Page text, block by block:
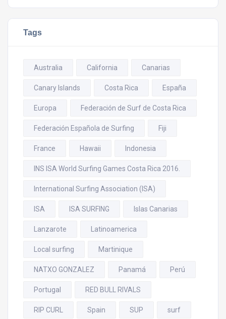
Tags
Australia California Canarias
Canary Islands Costa Rica España
Europa Federación de Surf de Costa Rica
Federación Española de Surfing Fiji
France Hawaii Indonesia
INS ISA World Surfing Games Costa Rica 2016.
International Surfing Association (ISA)
ISA ISA SURFING Islas Canarias
Lanzarote Latinoamerica
Local surfing Martinique
NATXO GONZALEZ Panamá Perú
Portugal RED BULL RIVALS
RIP CURL Spain SUP surf